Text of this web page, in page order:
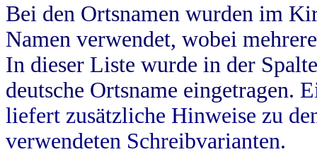
Bei den Ortsnamen wurden im
Namen verwendet, wobei
In dieser Liste wurde in der
deutsche Ortsname eingetragen.
liefert zusätzliche Hinweise zu
verwendeten Schreibvarianten.